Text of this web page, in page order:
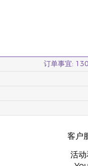
订单事宜:
客户
活